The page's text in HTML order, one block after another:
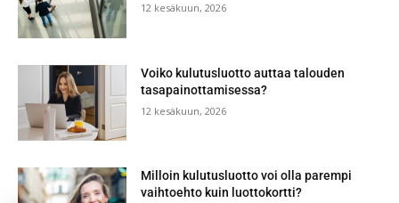
12 kesäkuun, 2026
Voiko kulutusluotto auttaa talouden
tasapainottamisessa?
12 kesäkuun, 2026
Milloin kulutusluotto voi olla parempi
vaihtoehto kuin luottokortti?